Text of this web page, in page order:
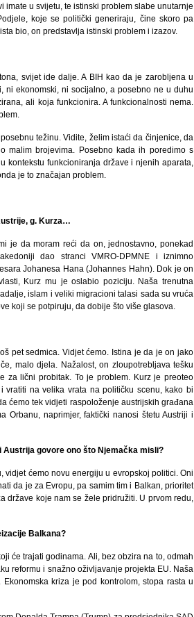
imate u svijetu, te istinski problem slabe unutarnje
koje se politički generiraju, čine skoro pa
bio, on predstavlja istinski problem i izazov.
svijet ide dalje. A BIH kao da je zarobljena u
ni ekonomski, ni socijalno, a posebno ne u duhu
ali koja funkcionira. A funkcionalnosti nema.
težinu. Vidite, želim istaći da činjenice, da
malim brojevima. Posebno kada ih poredimo s
kontekstu funkcioniranja države i njenih aparata,
je to značajan problem.
g. Kurza…
je da moram reći da on, jednostavno, ponekad
dao stranci VMRO-DPMNE i iznimno
Johanesa Hana (Johannes Hahn). Dok je on
Kurz mu je oslabio poziciju. Naša trenutna
islam i veliki migracioni talasi sada su vruća
koji se potpiruju, da dobije što više glasova.
pet sedmica. Vidjet ćemo. Istina je da je on jako
malo djela. Nažalost, on zloupotrebljava tešku
za lični probitak. To je problem. Kurz je preoteo
vratiti na velika vrata na političku scenu, kako bi
ćemo tek vidjeti raspoloženje austrijskih građana
Orbanu, naprimjer, faktički nanosi štetu Austriji i
Austrija govore ono što Njemačka misli?
vidjet ćemo novu energiju u evropskoj politici. Oni
da je za Evropu, pa samim tim i Balkan, prioritet
države koje nam se žele pridružiti. U prvom redu,
Balkana?
će trajati godinama. Ali, bez obzira na to, odmah
reformu i snažno oživljavanje projekta EU. Naša
kriza je pod kontrolom, stopa rasta u